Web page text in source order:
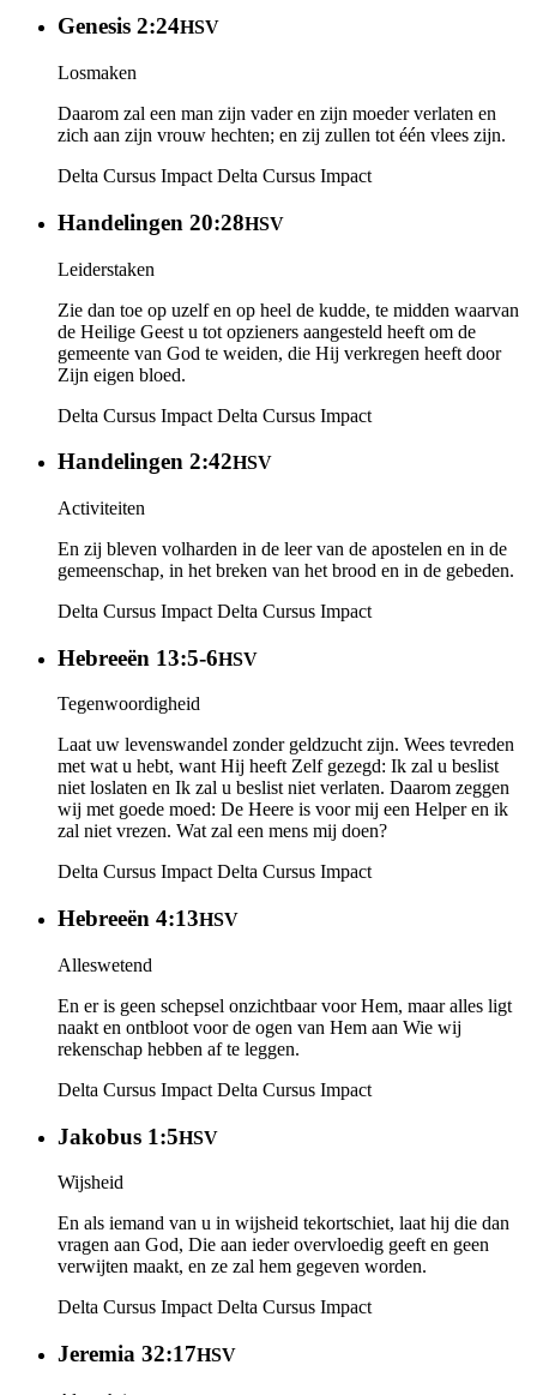
Genesis 2:24HSV
Losmaken
Daarom zal een man zijn vader en zijn moeder verlaten en
zich aan zijn vrouw hechten; en zij zullen tot één vlees zijn.
Delta Cursus Impact Delta Cursus Impact
Handelingen 20:28HSV
Leiderstaken
Zie dan toe op uzelf en op heel de kudde, te midden waarvan
de Heilige Geest u tot opzieners aangesteld heeft om de
gemeente van God te weiden, die Hij verkregen heeft door
Zijn eigen bloed.
Delta Cursus Impact Delta Cursus Impact
Handelingen 2:42HSV
Activiteiten
En zij bleven volharden in de leer van de apostelen en in de
gemeenschap, in het breken van het brood en in de gebeden.
Delta Cursus Impact Delta Cursus Impact
Hebreeën 13:5-6HSV
Tegenwoordigheid
Laat uw levenswandel zonder geldzucht zijn. Wees tevreden
met wat u hebt, want Hij heeft Zelf gezegd: Ik zal u beslist
niet loslaten en Ik zal u beslist niet verlaten. Daarom zeggen
wij met goede moed: De Heere is voor mij een Helper en ik
zal niet vrezen. Wat zal een mens mij doen?
Delta Cursus Impact Delta Cursus Impact
Hebreeën 4:13HSV
Alleswetend
En er is geen schepsel onzichtbaar voor Hem, maar alles ligt
naakt en ontbloot voor de ogen van Hem aan Wie wij
rekenschap hebben af te leggen.
Delta Cursus Impact Delta Cursus Impact
Jakobus 1:5HSV
Wijsheid
En als iemand van u in wijsheid tekortschiet, laat hij die dan
vragen aan God, Die aan ieder overvloedig geeft en geen
verwijten maakt, en ze zal hem gegeven worden.
Delta Cursus Impact Delta Cursus Impact
Jeremia 32:17HSV